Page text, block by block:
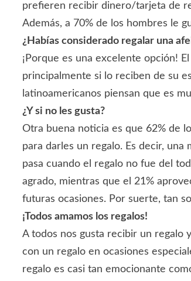
prefieren recibir dinero/tarjeta de
Además, a 70% de los hombres le
¿Habías considerado regalar una
¡Porque es una excelente opción!
principalmente si lo reciben de su
latinoamericanos piensan que es
¿Y si no les gusta?
Otra buena noticia es que 62% de
para darles un regalo. Es decir,
pasa cuando el regalo no fue del
agrado, mientras que el 21%
futuras ocasiones. Por suerte, tan
¡Todos amamos los regalos!
A todos nos gusta recibir un regalo
con un regalo en ocasiones
regalo es casi tan emocionante